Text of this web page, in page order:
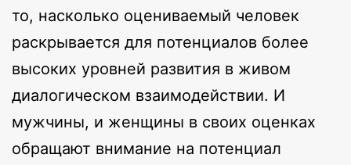
то, насколько оцениваемый человек
раскрывается для потенциалов более
высоких уровней развития в живом
диалогическом взаимодействии. И
мужчины, и женщины в своих оценках
обращают внимание на потенциал